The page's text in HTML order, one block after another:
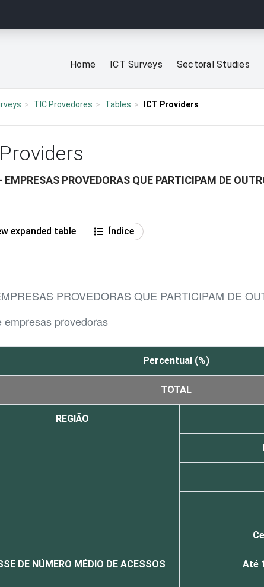
Home ICT Surveys Sectoral Studies
TIC Provedores Tables ICT Providers
EMPRESAS PROVEDORAS QUE PARTICIPAM DE
expanded table
Índice
PROVEDORAS QUE PARTICIPAM DE
empresas provedoras
Percentual (%)
TOTAL
REGIÃO
DE NÚMERO MÉDIO DE ACESSOS Até